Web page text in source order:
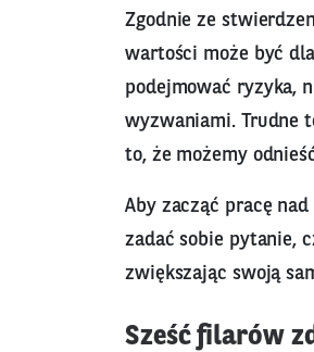
Zgodnie ze
wartości może być
podejmować ryzyka,
wyzwaniami. Trudne
to, że możemy
Aby zacząć pracę
zadać sobie pytanie,
zwiększając swoją
Sześć filarów